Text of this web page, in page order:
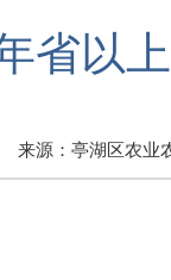
省以
来源： 亭湖区农业